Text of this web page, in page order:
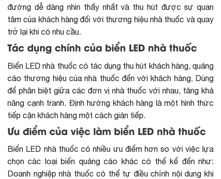
đường dễ dàng nhìn thấy nhất và thu hút được sự quan
tâm của khách hàng đối với thương hiệu nhà thuốc và quay
trở lại khi có nhu cầu.
Tác dụng chính của biển LED nhà thuốc
Biển LED nhà thuốc có tác dụng thu hút khách hàng, quảng
cáo thương hiệu của nhà thuốc đến với khách hàng. Dùng
để phân biệt giữa các đơn vị nhà thuốc với nhau, tăng khả
năng cạnh tranh. Định hướng khách hàng là một hình thức
tiếp cận khách hàng một cách gián tiếp.
Ưu điểm của việc làm biển LED nhà thuốc
Biển LED nhà thuốc có nhiều ưu điểm hơn so với việc lựa
chọn các loại biển quảng cáo khác có thể kể đến như:
Doanh nghiệp nhà thuốc có thể tự điều chỉnh nội dung khi